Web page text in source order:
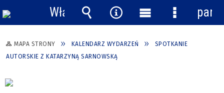
MAPA STRONY KALENDARZ WYDARZEŃ
SPOTKANIE
AUTORSKIE Z KATARZYNĄ SARNOWSKĄ
Włącz
powiadomienia
Wyszukiwarka
Narzędzia
Menu
główne
Menu
panel